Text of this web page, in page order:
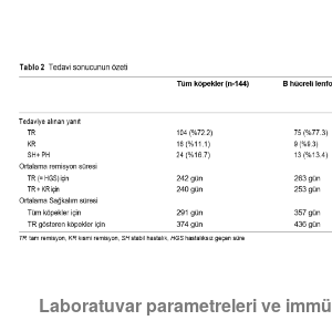
Laboratuvar parametreleri ve immü